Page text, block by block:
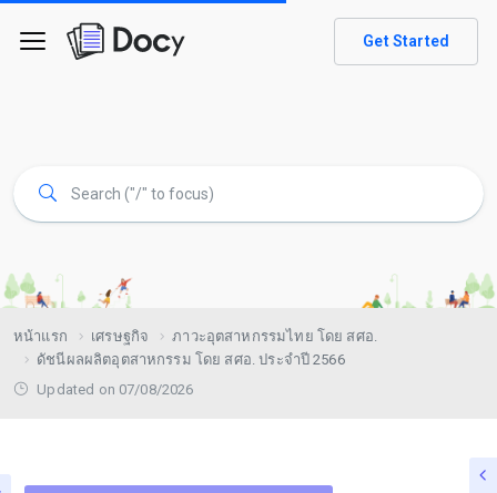
Get Started
หน้าแรก เศรษฐกิจ
ภาวะอุตสาหกรรมไทย โดย สศอ.
ดัชนีผลผลิตอุตสาหกรรม โดย สศอ. ประจำปี 2566
Updated on 07/08/2026